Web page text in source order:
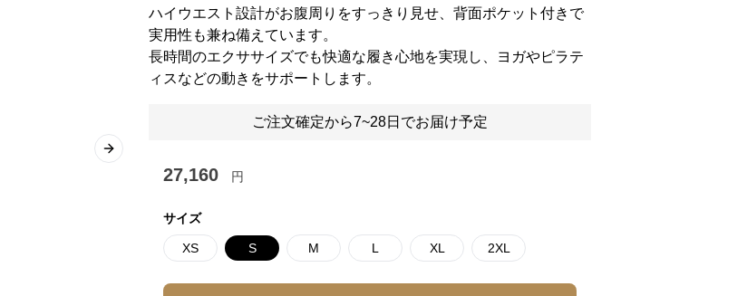
Next slide
ハイウエスト設計がお腹周りをすっきり見せ、背面ポケット付きで
実用性も兼ね備えています。
長時間のエクササイズでも快適な履き心地を実現し、ヨガやピラテ
ィスなどの動きをサポートします。
ご注文確定から7~28日でお届け予定
27,160 円
サイズ
XS S M L XL 2XL